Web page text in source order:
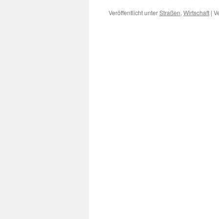
Veröffentlicht unterStraßen, Wirtschaft |